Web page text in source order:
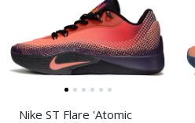
Nike ST Flare 'Atomic